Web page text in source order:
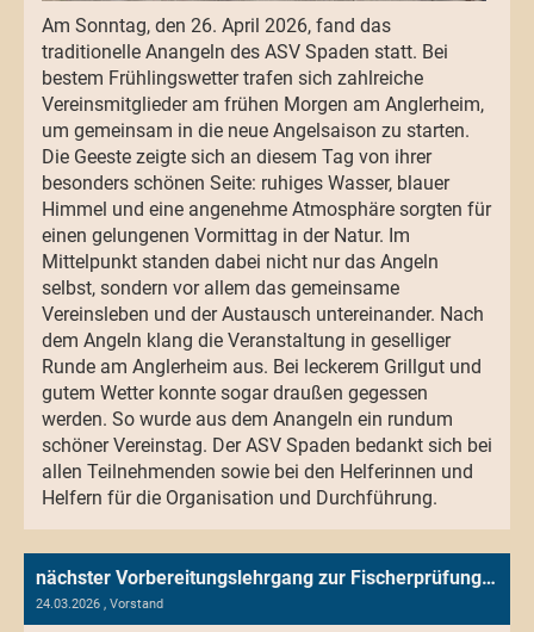
Am Sonntag, den 26. April 2026, fand das
traditionelle Anangeln des ASV Spaden statt. Bei
bestem Frühlingswetter trafen sich zahlreiche
Vereinsmitglieder am frühen Morgen am Anglerheim,
um gemeinsam in die neue Angelsaison zu starten.
Die Geeste zeigte sich an diesem Tag von ihrer
besonders schönen Seite: ruhiges Wasser, blauer
Himmel und eine angenehme Atmosphäre sorgten für
einen gelungenen Vormittag in der Natur. Im
Mittelpunkt standen dabei nicht nur das Angeln
selbst, sondern vor allem das gemeinsame
Vereinsleben und der Austausch untereinander. Nach
dem Angeln klang die Veranstaltung in geselliger
Runde am Anglerheim aus. Bei leckerem Grillgut und
gutem Wetter konnte sogar draußen gegessen
werden. So wurde aus dem Anangeln ein rundum
schöner Vereinstag. Der ASV Spaden bedankt sich bei
allen Teilnehmenden sowie bei den Helferinnen und
Helfern für die Organisation und Durchführung.
nächster Vorbereitungslehrgang zur Fischerprüfung startet am 07.06.2026
24.03.2026 , Vorstand